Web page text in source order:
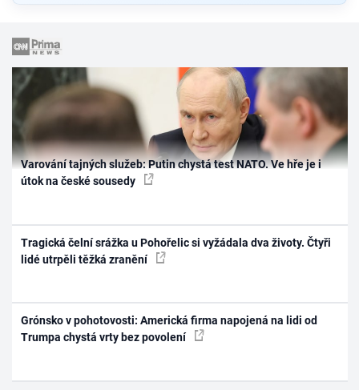
Varování tajných služeb: Putin chystá test NATO. Ve hře je i
útok na české sousedy
Tragická čelní srážka u Pohořelic si vyžádala dva životy. Čtyři
lidé utrpěli těžká zranění
Grónsko v pohotovosti: Americká firma napojená na lidi od
Trumpa chystá vrty bez povolení